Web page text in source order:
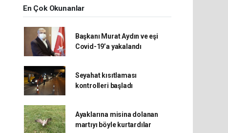
En Çok Okunanlar
Başkanı Murat Aydın ve eşi
Covid-19’a yakalandı
Seyahat kısıtlaması
kontrolleri başladı
Ayaklarına misina dolanan
martıyı böyle kurtardılar